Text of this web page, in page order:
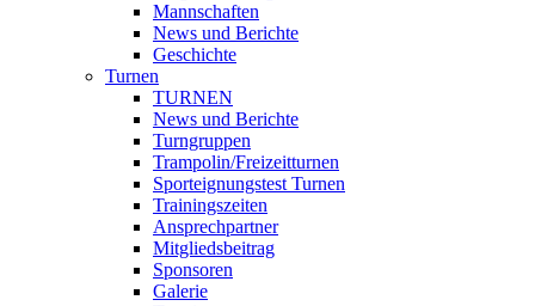
Mannschaften
News und Berichte
Geschichte
Turnen
TURNEN
News und Berichte
Turngruppen
Trampolin/Freizeitturnen
Sporteignungstest Turnen
Trainingszeiten
Ansprechpartner
Mitgliedsbeitrag
Sponsoren
Galerie